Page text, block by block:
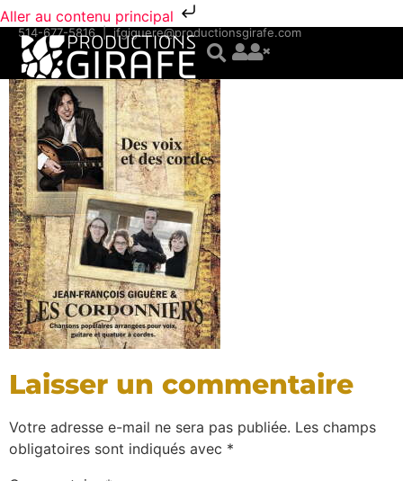
Aller au contenu principal
514-677-5816|jfgiguere@productionsgirafe.com
Laisser un commentaire
Votre adresse e-mail ne sera pas publiée. Les champs
obligatoires sont indiqués avec *